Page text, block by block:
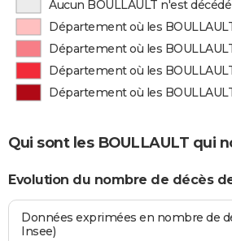
Aucun BOULLAULT n'est
Département où les
Département où les
Département où les
Département où les
Qui sont les BOULLAULT qui
Evolution du nombre de décès
Données exprimées en nombre de
Insee)